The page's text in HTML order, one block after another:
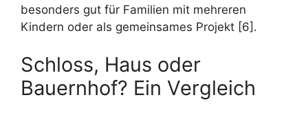
besonders gut für Familien mit mehreren
Kindern oder als gemeinsames Projekt [6].
Schloss, Haus oder
Bauernhof? Ein Vergleich